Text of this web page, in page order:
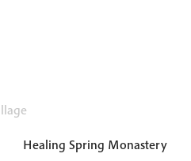
Healing Spring Monastery